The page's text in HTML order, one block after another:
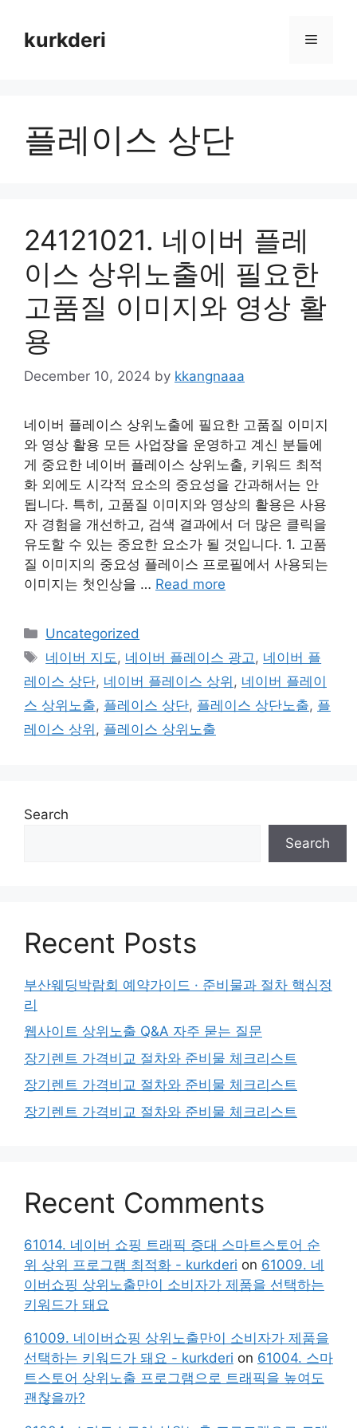
contentkurkderi Menu
플레이스 상단
24121021. 네이버 플레
이스 상위노출에 필요한
고품질 이미지와 영상 활
용
December 10, 2024 by kkangnaaa
네이버 플레이스 상위노출에 필요한 고품질 이미지
와 영상 활용 모든 사업장을 운영하고 계신 분들에
게 중요한 네이버 플레이스 상위노출, 키워드 최적
화 외에도 시각적 요소의 중요성을 간과해서는 안
됩니다. 특히, 고품질 이미지와 영상의 활용은 사용
자 경험을 개선하고, 검색 결과에서 더 많은 클릭을
유도할 수 있는 중요한 요소가 될 것입니다. 1. 고품
질 이미지의 중요성 플레이스 프로필에서 사용되는
이미지는 첫인상을 … Read more
Categories
Uncategorized
Tags
네이버 지도 , 네이버 플레이스 광고 , 네이버 플
레이스 상단, 네이버 플레이스 상위 , 네이버 플레이
스 상위노출, 플레이스 상단, 플레이스 상단노출, 플
레이스 상위 , 플레이스 상위노출
Search
Search
Recent Posts
부산웨딩박람회 예약가이드 · 준비물과 절차 핵심정
리
웹사이트 상위노출 Q&A 자주 묻는 질문
장기렌트 가격비교 절차와 준비물 체크리스트
장기렌트 가격비교 절차와 준비물 체크리스트
장기렌트 가격비교 절차와 준비물 체크리스트
Recent Comments
61014. 네이버 쇼핑 트래픽 증대 스마트스토어 순
위 상위 프로그램 최적화 - kurkderi on 61009. 네
이버쇼핑 상위노출만이 소비자가 제품을 선택하는
키워드가 돼요
61009. 네이버쇼핑 상위노출만이 소비자가 제품을
선택하는 키워드가 돼요 - kurkderi on 61004. 스마
트스토어 상위노출 프로그램으로 트래픽을 높여도
괜찮을까?